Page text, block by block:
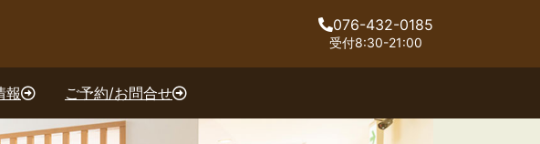
076-432-0185
受付8:30-21:00
報 ご予約/お問合せ